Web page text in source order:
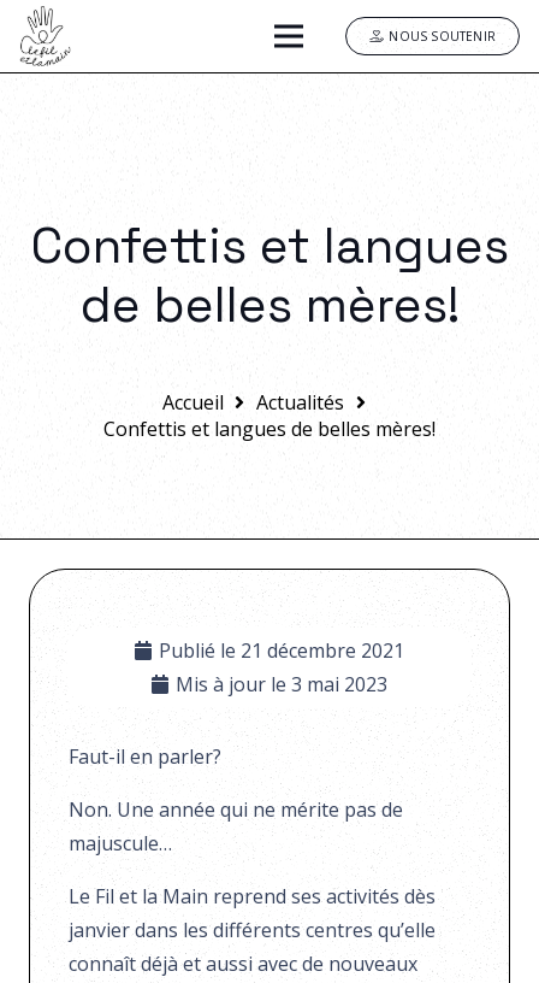
NOUS SOUTENIR
Confettis et langues
de belles mères!
Accueil
Actualités
Confettis et langues de belles mères!
Publié le 21 décembre 2021
Mis à jour le3 mai 2023
Faut-il en parler?
Non. Une année qui ne mérite pas de
majuscule…
Le Fil et la Main reprend ses activités dès
janvier dans les différents centres qu’elle
connaît déjà et aussi avec de nouveaux